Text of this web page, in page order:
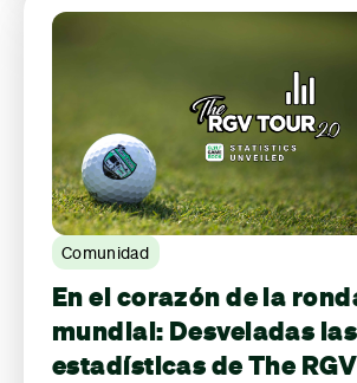
Comunidad
En el corazón de la
mundial: Desveladas las
estadísticas de The